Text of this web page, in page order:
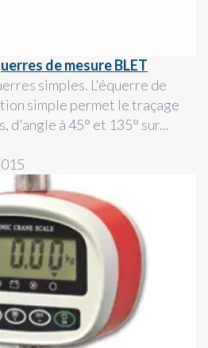
de mesure BLET
simples. L'équerre de
simple permet le traçage
à 45° et 135° sur...